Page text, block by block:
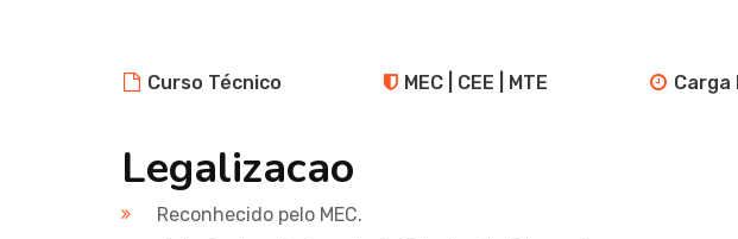
Curso Técnico MEC | CEE | MTE Carga
Legalizacao
Reconhecido pelo MEC.